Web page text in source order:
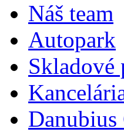
Náš team
Autopark
Skladové
Danubius